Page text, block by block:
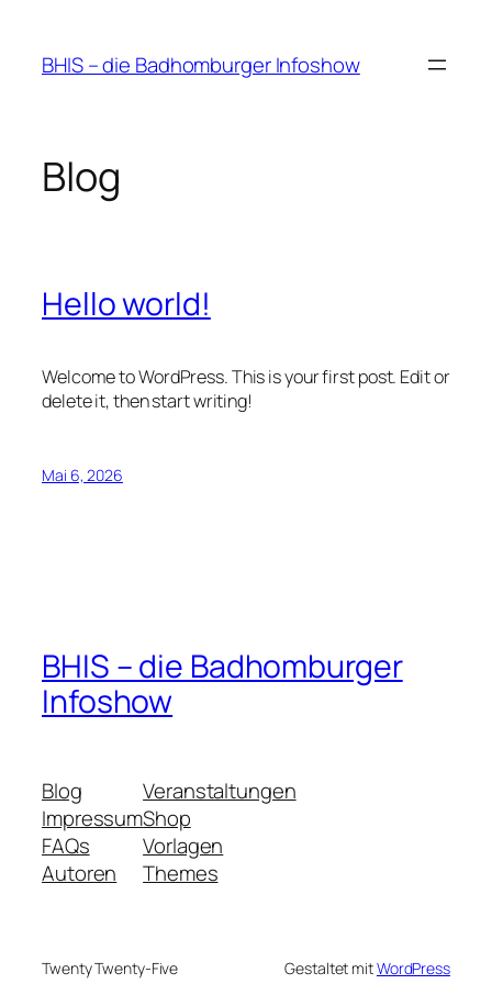
springen
BHIS – die Badhomburger Infoshow
Blog
Hello world!
Welcome to WordPress. This is your first post. Edit or
delete it, then start writing!
Mai 6, 2026
BHIS – die Badhomburger
Infoshow
Blog
Impressum
FAQs
Autoren
Veranstaltungen
Shop
Vorlagen
Themes
Twenty Twenty-Five Gestaltet mitWordPress